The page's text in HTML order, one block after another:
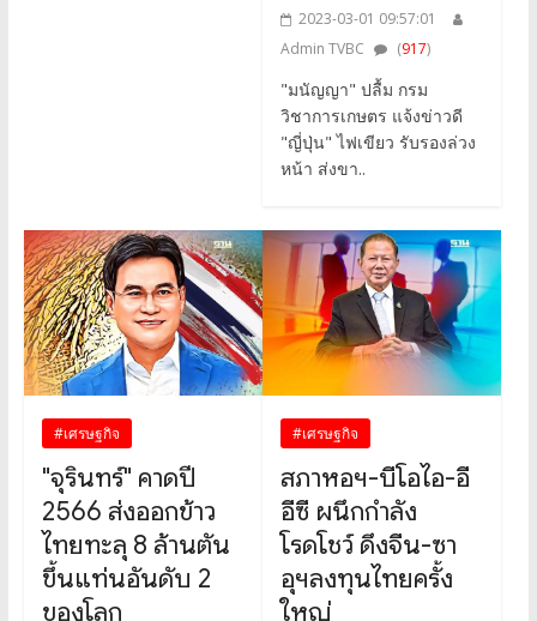
2023-03-01 09:57:01
Admin TVBC
(917)
"มนัญญา" ปลื้ม กรม
วิชาการเกษตร แจ้งข่าวดี
"ญี่ปุ่น" ไฟเขียว รับรองล่วง
หน้า ส่งขา..
#เศรษฐกิจ
"จุรินทร์" คาดปี
2566 ส่งออกข้าว
ไทยทะลุ 8 ล้านตัน
ขึ้นแท่นอันดับ 2
ของโลก
#เศรษฐกิจ
สภาหอฯ-บีโอไอ-อี
อีซี ผนึกกำลัง
โรดโชว์ ดึงจีน-ซา
อุฯลงทุนไทยครั้ง
ใหญ่